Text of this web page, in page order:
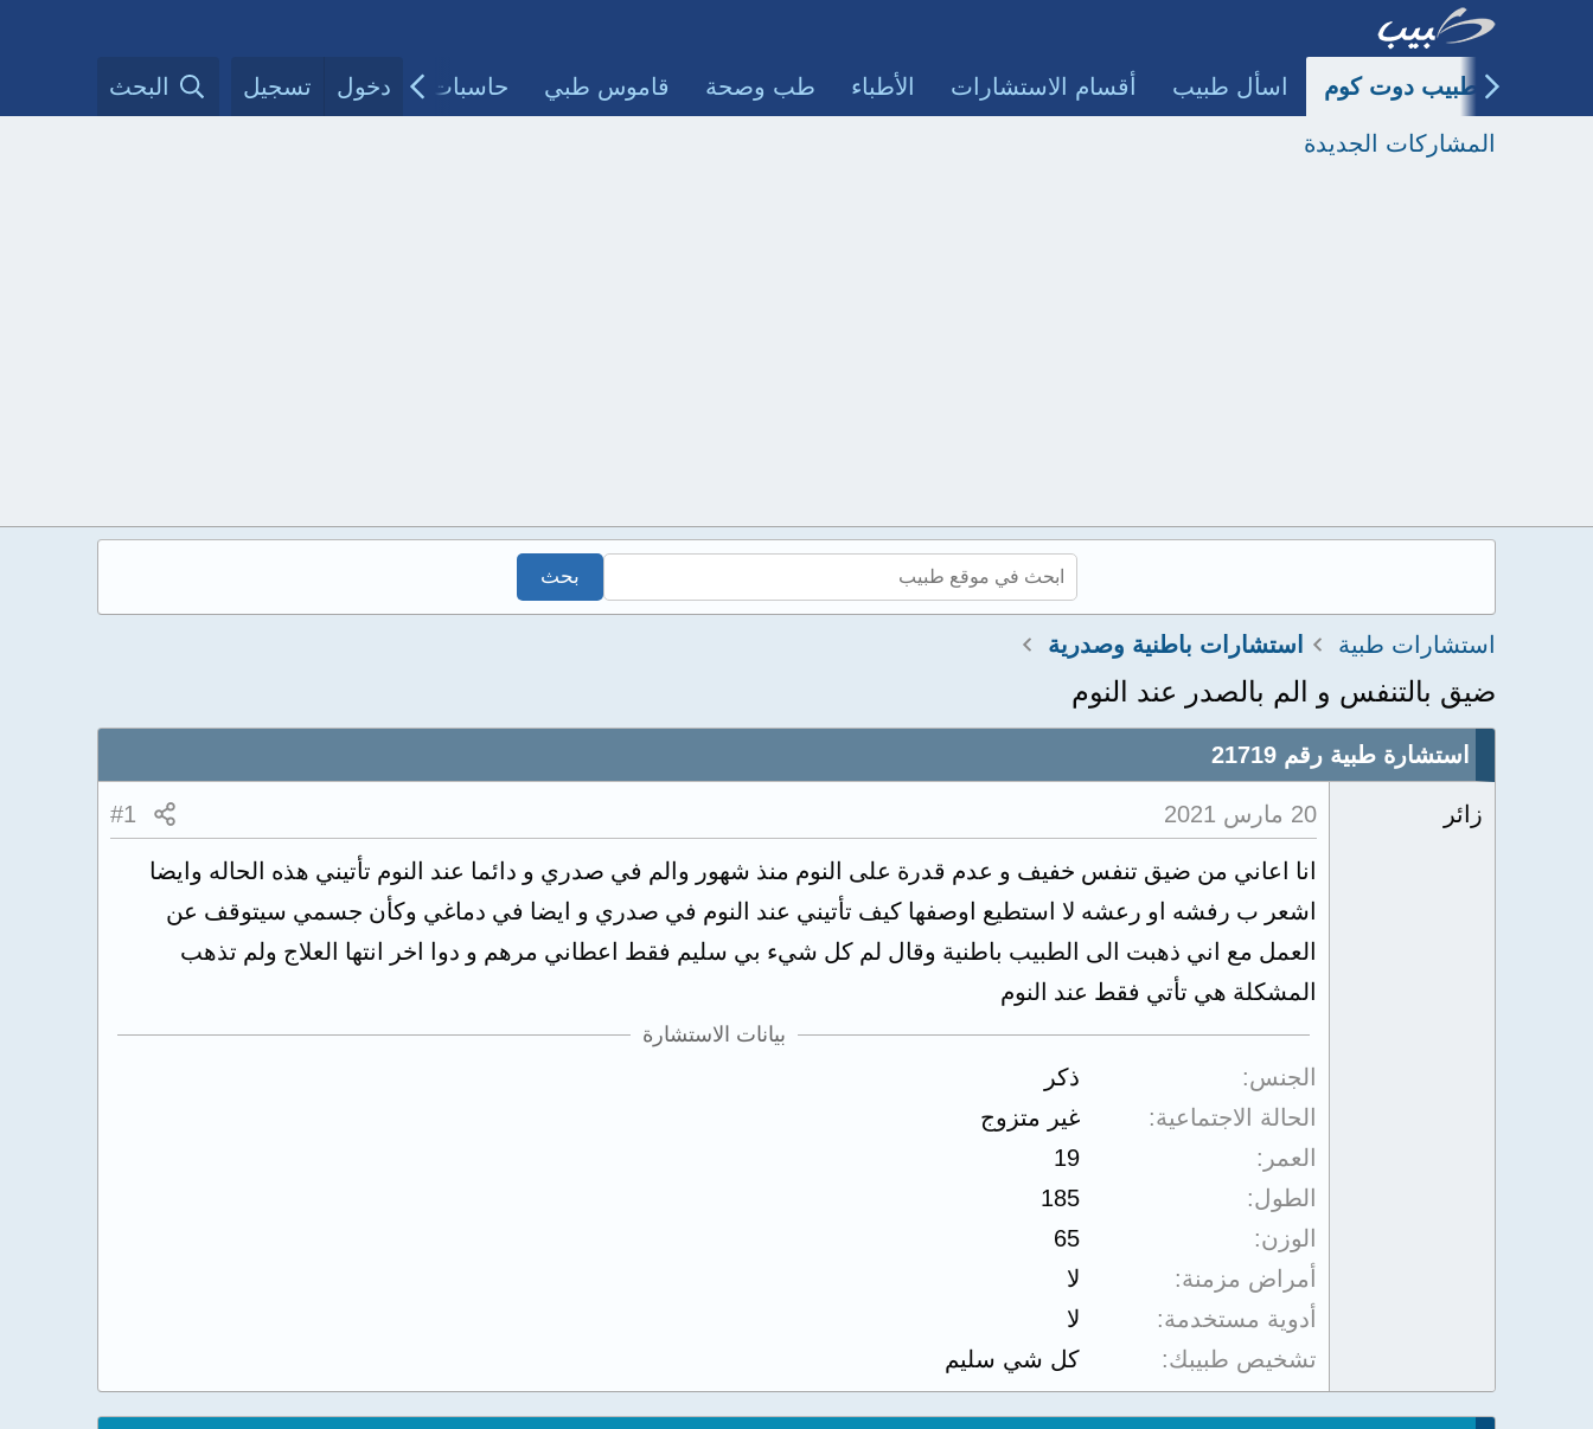
طبيب دوت كوم اسأل طبيب أقسام الاستشارات الأطباء طب وصحة قاموس طبي حاسبات طبية مقالات الأطباءدخول تسجيل البحث
المشاركات الجديدة
استشارات طبية استشارات باطنية وصدرية
ضيق بالتنفس و الم بالصدر عند النوم
استشارة طبية رقم 21719
زائر 20 مارس 2021 #1
انا اعاني من ضيق تنفس خفيف و عدم قدرة على النوم منذ شهور والم في صدري و دائما عند النوم تأتيني هذه الحاله وايضا
اشعر ب رفشه او رعشه لا استطيع اوصفها كيف تأتيني عند النوم في صدري و ايضا في دماغي وكأن جسمي سيتوقف عن
العمل مع اني ذهبت الى الطبيب باطنية وقال لم كل شيء بي سليم فقط اعطاني مرهم و دوا اخر انتها العلاج ولم تذهب
المشكلة هي تأتي فقط عند النوم
بيانات الاستشارة
الجنس
ذكر
الحالة الاجتماعية
غير متزوج
العمر
19
الطول
185
الوزن
65
أمراض مزمنة
لا
أدوية مستخدمة
لا
تشخيص طبيبك
كل شي سليم